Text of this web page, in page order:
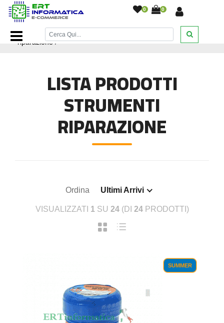
0 0
Home Page/Ricambi smartphone e tablet/Strumenti
riparazione/
LISTA PRODOTTI
STRUMENTI
RIPARAZIONE
Ordina Ultimi Arrivi
VISUALIZZATI 1 SU 24(DI 24PRODOTTI)
SUMMER